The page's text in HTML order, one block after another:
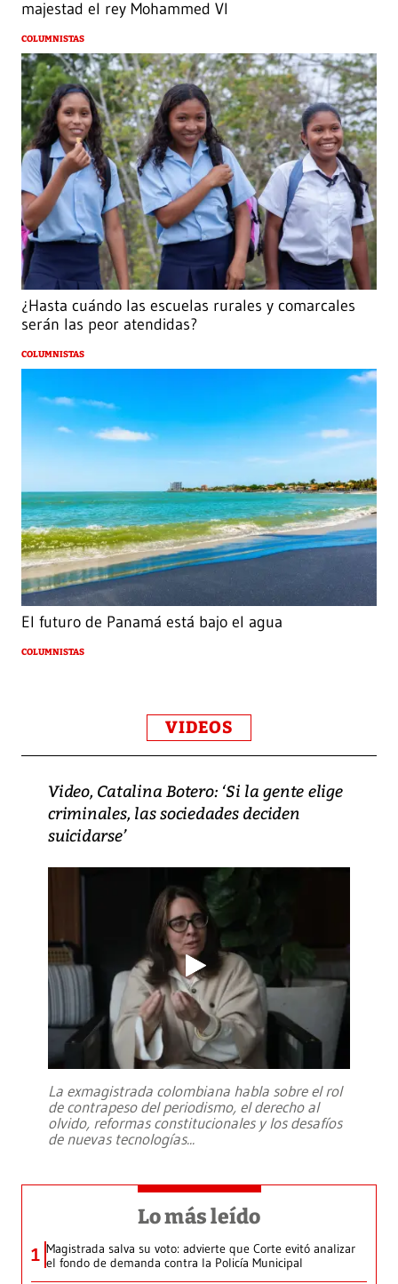
majestad el rey Mohammed VI
COLUMNISTAS
¿Hasta cuándo las escuelas rurales y comarcales
serán las peor atendidas?
COLUMNISTAS
El futuro de Panamá está bajo el agua
COLUMNISTAS
VIDEOS
Video, Catalina Botero: ‘Si la gente elige
criminales, las sociedades deciden
suicidarse’
La exmagistrada colombiana habla sobre el rol
de contrapeso del periodismo, el derecho al
olvido, reformas constitucionales y los desafíos
de nuevas tecnologías...
Lo más leído
1 Magistrada salva su voto: advierte que Corte evitó analizar
el fondo de demanda contra la Policía Municipal